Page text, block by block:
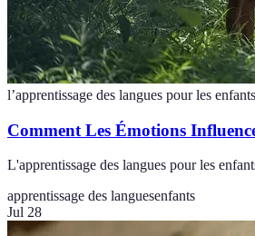
l’apprentissage des langues pour les
Comment Les Émotions
L'apprentissage des langues pour les
apprentissage des languesenfants
Jul 28